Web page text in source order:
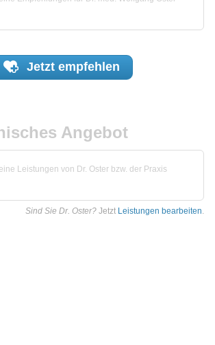
Jetzt empfehlen
Angebot
Leistungen von Dr. Oster bzw. der Praxis
Sind Sie Dr. Oster? Jetzt Leistungen bearbeiten.